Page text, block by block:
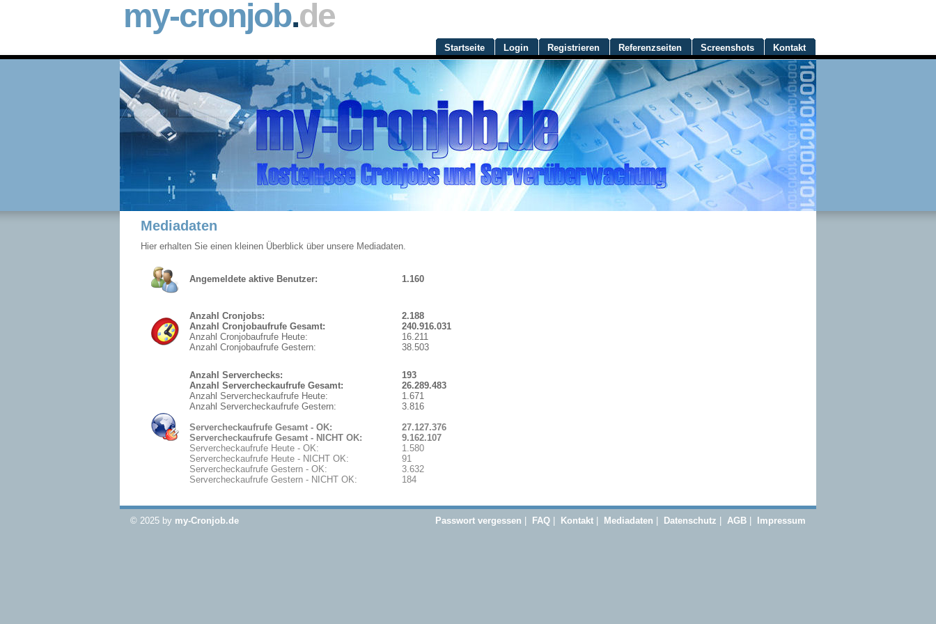
my-cronjob.de
Startseite Login Registrieren Referenzseiten Screenshots Kontakt
Mediadaten
Hier erhalten Sie einen kleinen Überblick über unsere Mediadaten.
Angemeldete aktive Benutzer: 1.160
Anzahl Cronjobs:
Anzahl Cronjobaufrufe Gesamt:
Anzahl Cronjobaufrufe Heute:
Anzahl Cronjobaufrufe Gestern:
2.188
240.916.031
16.211
38.503
Anzahl Serverchecks:
Anzahl Servercheckaufrufe Gesamt:
Anzahl Servercheckaufrufe Heute:
Anzahl Servercheckaufrufe Gestern:
Servercheckaufrufe Gesamt - OK:
Servercheckaufrufe Gesamt - NICHT OK:
Servercheckaufrufe Heute - OK:
Servercheckaufrufe Heute - NICHT OK:
Servercheckaufrufe Gestern - OK:
Servercheckaufrufe Gestern - NICHT OK:
193
26.289.483
1.671
3.816
27.127.376
9.162.107
1.580
91
3.632
184
© 2025 by my-Cronjob.de Passwort vergessen FAQ Kontakt Mediadaten Datenschutz AGB Impressum